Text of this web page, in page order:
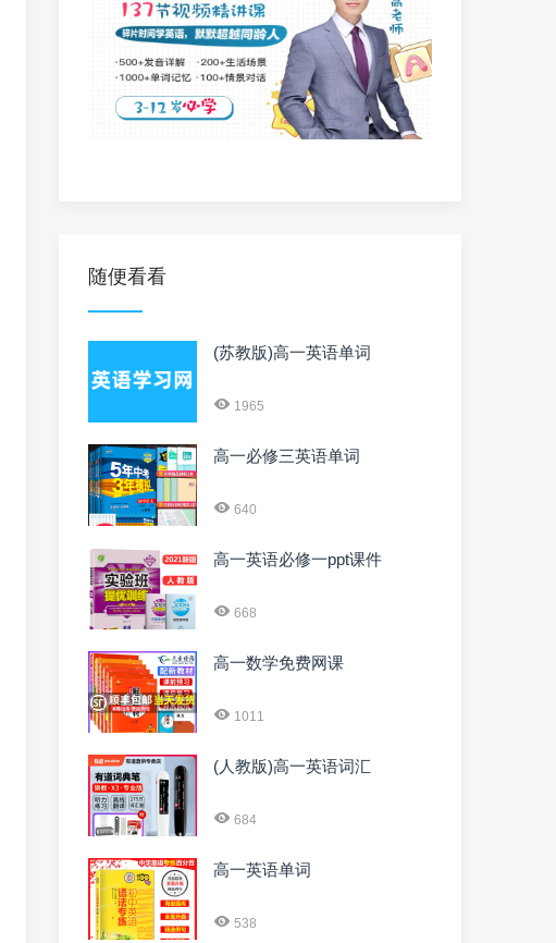
随便看看
(苏教版)高一英语单词
1965
高一必修三英语单词
640
高一英语必修一ppt课件
668
高一数学免费网课
1011
(人教版)高一英语词汇
684
高一英语单词
538